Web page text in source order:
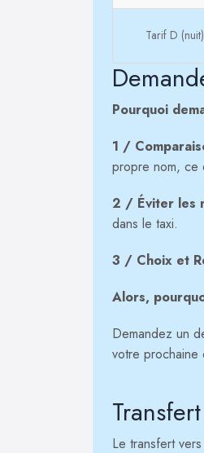
Tarif D (nuit)
Pourquoi
1 /
propre nom, ce
2 / Éviter les
dans le taxi.
3 / Choix et
Alors,
Demandez un
votre prochaine
Le transfert